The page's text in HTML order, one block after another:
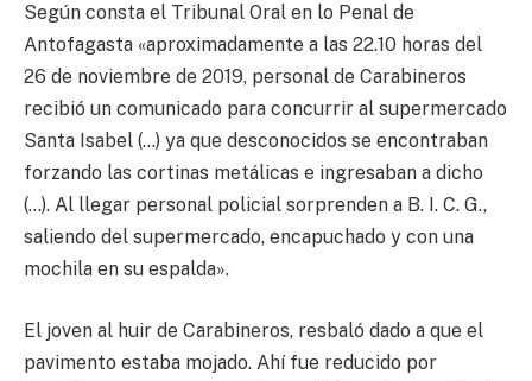
Según consta el Tribunal Oral en lo Penal de
Antofagasta «aproximadamente a las 22.10 horas del
26 de noviembre de 2019, personal de Carabineros
recibió un comunicado para concurrir al supermercado
Santa Isabel (…) ya que desconocidos se encontraban
forzando las cortinas metálicas e ingresaban a dicho
(…). Al llegar personal policial sorprenden a B. I. C. G.,
saliendo del supermercado, encapuchado y con una
mochila en su espalda».
El joven al huir de Carabineros, resbaló dado a que el
pavimento estaba mojado. Ahí fue reducido por